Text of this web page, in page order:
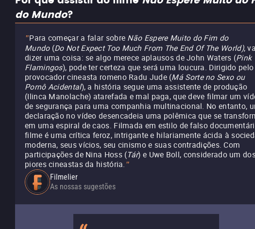
do Mundo?
"Para começar a falar sobre Não Espere Muito do Fim do
Mundo(Do Not Expect Too Much From The End Of The World),
dizer uma coisa: se algo merece aplausos de John Waters (Pink
Flamingos), pode ter certeza que será uma loucura. Dirigido pelo
provocador cineasta romeno Radu Jude (Má Sorte no Sexo ou
Pornô Acidental), a história segue uma assistente de produção
(Ilinca Manolache) atarefada e mal paga, que deve filmar um
de segurança para uma companhia multinacional. No entanto,
declaração no vídeo desencadeia uma polêmica que se
em uma espiral de caos. Filmada em estilo de falso
filme é uma crítica feroz, intrigante e hilariamente ácida à
moderna, seus vícios, seu cinismo e suas contradições. Com
participações de Nina Hoss (Tár) e Uwe Boll, considerado um
piores cineastas da história. "
Filmelier
As nossas sugestões